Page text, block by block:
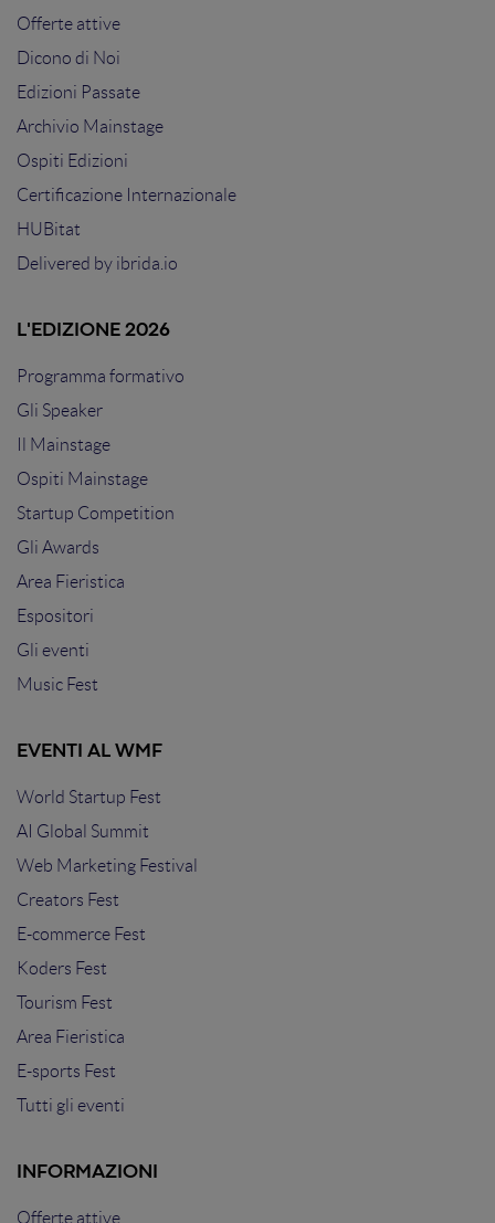
Offerte attive
Dicono di Noi
Edizioni Passate
Archivio Mainstage
Ospiti Edizioni
Certificazione Internazionale
HUBitat
Delivered by ibrida.io
L'EDIZIONE 2026
Programma formativo
Gli Speaker
Il Mainstage
Ospiti Mainstage
Startup Competition
Gli Awards
Area Fieristica
Espositori
Gli eventi
Music Fest
EVENTI AL WMF
World Startup Fest
AI Global Summit
Web Marketing Festival
Creators Fest
E-commerce Fest
Koders Fest
Tourism Fest
Area Fieristica
E-sports Fest
Tutti gli eventi
INFORMAZIONI
Offerte attive